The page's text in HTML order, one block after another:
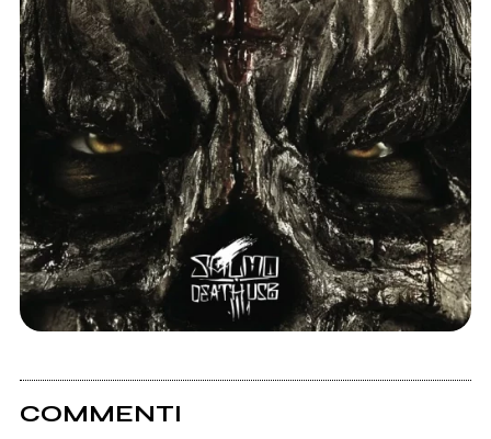
COMMENTI